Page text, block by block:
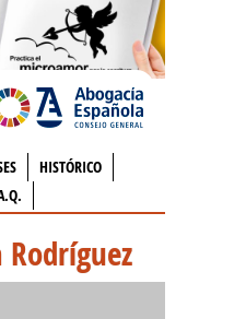
HISTÓRICO